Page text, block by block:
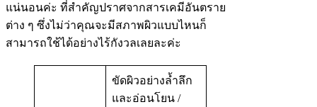
แน่นอนค่ะ ที่สำคัญปราศจากสารเคมีอันตราย
ต่าง ๆ ซึ่งไม่ว่าคุณจะมีสภาพผิวแบบไหนก็
สามารถใช้ได้อย่างไร้กังวลเลยละค่ะ
ขัดผิวอย่างล้ำลึก
และอ่อนโยน /